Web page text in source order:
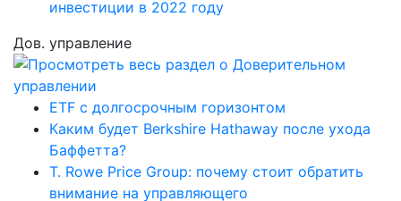
инвестиции в 2022 году
Дов. управление
ETF с долгосрочным горизонтом
Каким будет Berkshire Hathaway после ухода
Баффетта?
T. Rowe Price Group: почему стоит обратить
внимание на управляющего